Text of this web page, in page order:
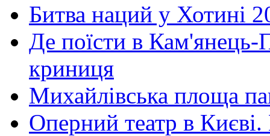
Битва наций у Хотині
Де поїсти в Кам'янець-
криниця
Михайлівська площа
Оперний театр в